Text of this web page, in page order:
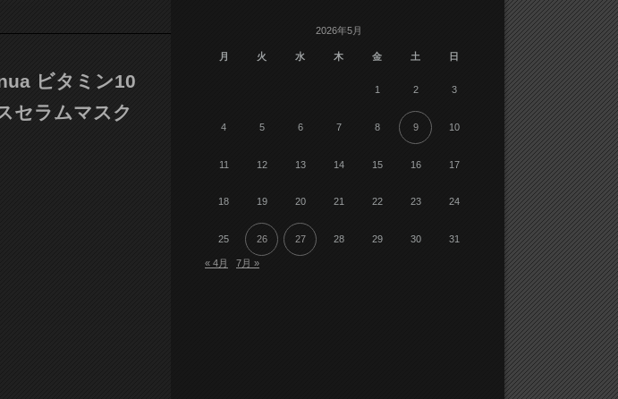
ビタミン10
セラムマスク
2026年5月
月 火 水 木 金 土 日
1 2 3
4 5 6 7 8 9 10
11 12 13 14 15 16 17
18 19 20 21 22 23 24
25 26 27 28 29 30 31
« 4月 7月 »